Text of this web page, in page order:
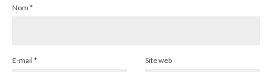
Nom *
E-mail * Site web